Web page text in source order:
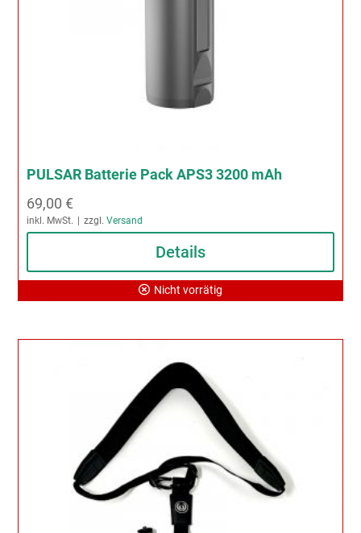
PULSAR Batterie Pack APS3 3200 mAh
69,00€
inkl. MwSt. zzgl.Versand
Nicht vorrätig
Details